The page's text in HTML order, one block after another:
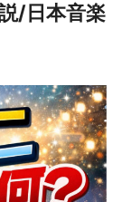
/日本音楽